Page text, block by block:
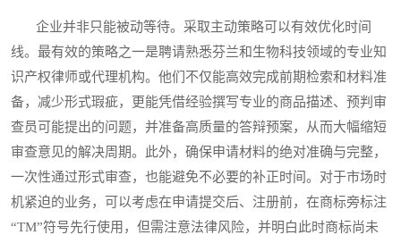
企业并非只能被动等待。采取主动策略可以有效优化时间
线。最有效的策略之一是聘请熟悉芬兰和生物科技领域的专业知
识产权律师或代理机构。他们不仅能高效完成前期检索和材料准
备，减少形式瑕疵，更能凭借经验撰写专业的商品描述、预判审
查员可能提出的问题，并准备高质量的答辩预案，从而大幅缩短
审查意见的解决周期。此外，确保申请材料的绝对准确与完整，
一次性通过形式审查，也能避免不必要的补正时间。对于市场时
机紧迫的业务，可以考虑在申请提交后、注册前，在商标旁标注
“TM”符号先行使用，但需注意法律风险，并明白此时商标尚未